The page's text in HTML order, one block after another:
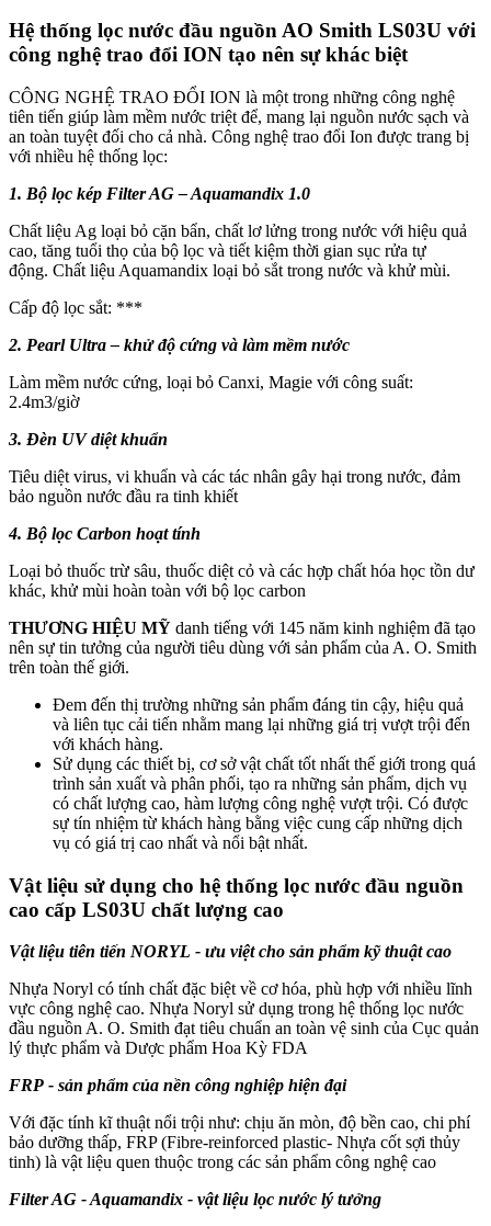
Hệ thống lọc nước đầu nguồn AO Smith LS03U với
công nghệ trao đổi ION tạo nên sự khác biệt
CÔNG NGHỆ TRAO ĐỔI ION là một trong những công nghệ
tiên tiến giúp làm mềm nước triệt để, mang lại nguồn nước sạch và
an toàn tuyệt đối cho cả nhà. Công nghệ trao đổi Ion được trang bị
với nhiều hệ thống lọc:
1. Bộ lọc kép Filter AG – Aquamandix 1.0
Chất liệu Ag loại bỏ cặn bẩn, chất lơ lửng trong nước với hiệu quả
cao, tăng tuổi thọ của bộ lọc và tiết kiệm thời gian sục rửa tự
động. Chất liệu Aquamandix loại bỏ sắt trong nước và khử mùi.
Cấp độ lọc sắt: ***
2. Pearl Ultra – khử độ cứng và làm mềm nước
Làm mềm nước cứng, loại bỏ Canxi, Magie với công suất:
2.4m3/giờ
3. Đèn UV diệt khuẩn
Tiêu diệt virus, vi khuẩn và các tác nhân gây hại trong nước, đảm
bảo nguồn nước đầu ra tinh khiết
4. Bộ lọc Carbon hoạt tính
Loại bỏ thuốc trừ sâu, thuốc diệt cỏ và các hợp chất hóa học tồn dư
khác, khử mùi hoàn toàn với bộ lọc carbon
THƯƠNG HIỆU MỸ danh tiếng với 145 năm kinh nghiệm đã tạo
nên sự tin tưởng của người tiêu dùng với sản phẩm của A. O. Smith
trên toàn thế giới.
Đem đến thị trường những sản phẩm đáng tin cậy, hiệu quả
và liên tục cải tiến nhằm mang lại những giá trị vượt trội đến
với khách hàng.
Sử dụng các thiết bị, cơ sở vật chất tốt nhất thế giới trong quá
trình sản xuất và phân phối, tạo ra những sản phẩm, dịch vụ
có chất lượng cao, hàm lượng công nghệ vượt trội. Có được
sự tín nhiệm từ khách hàng bằng việc cung cấp những dịch
vụ có giá trị cao nhất và nổi bật nhất.
Vật liệu sử dụng cho hệ thống lọc nước đầu nguồn
cao cấp LS03U chất lượng cao
Vật liệu tiên tiến NORYL - ưu việt cho sản phẩm kỹ thuật cao
Nhựa Noryl có tính chất đặc biệt về cơ hóa, phù hợp với nhiều lĩnh
vực công nghệ cao. Nhựa Noryl sử dụng trong hệ thống lọc nước
đầu nguồn A. O. Smith đạt tiêu chuẩn an toàn vệ sinh của Cục quản
lý thực phẩm và Dược phẩm Hoa Kỳ FDA
FRP - sản phẩm của nền công nghiệp hiện đại
Với đặc tính kĩ thuật nổi trội như: chịu ăn mòn, độ bền cao, chi phí
bảo dưỡng thấp, FRP (Fibre-reinforced plastic- Nhựa cốt sợi thủy
tinh) là vật liệu quen thuộc trong các sản phẩm công nghệ cao
Filter AG - Aquamandix - vật liệu lọc nước lý tưởng